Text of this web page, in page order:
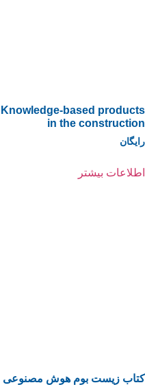
Knowledge-based products
in the construction
رایگان
اطلاعات بیشتر
کتاب زیست بوم هوش مصنوعی